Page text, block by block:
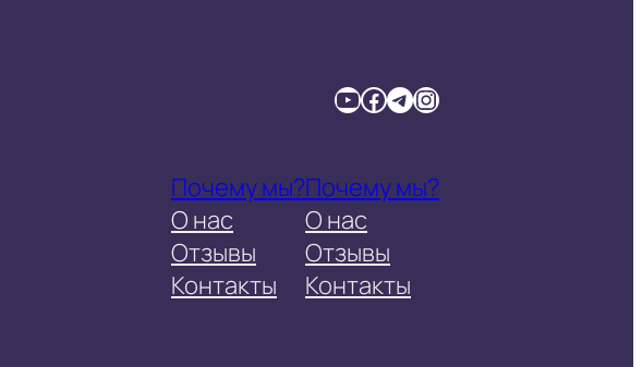
YouTube Facebook TelegramInstagram
Почему мы?
О нас
Отзывы
Контакты
Почему мы?
О нас
Отзывы
Контакты